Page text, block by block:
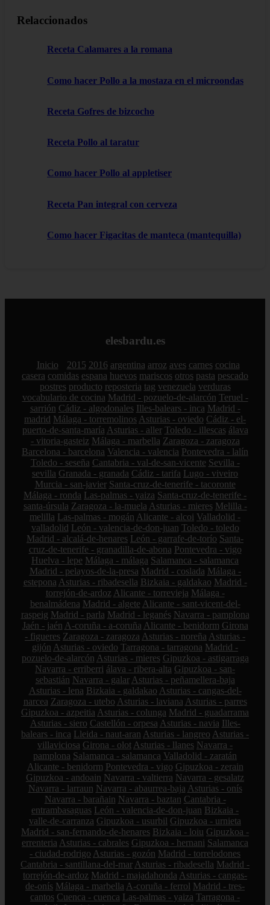
Relaccionados
Receta Calamares a la romana
Como hacer Pollo a la mostaza en el microondas
Receta Gofres de bizcocho
Receta Pollo al taratur
Como hacer Pollo al appletiser
Receta Pan integral con cerveza
Como hacer Figacitas de manteca (mantequilla)
elesbardu.es
Inicio 2015 2016 argentina arroz aves carnes cocina
casera comidas espana huevos mariscos otros pasta pescado
postres producto reposteria tag venezuela verduras
vocabulario de cocina Madrid - pozuelo-de-alarcón Teruel -
sarrión Cádiz - algodonales Illes-balears - inca Madrid -
madrid Málaga - torremolinos Asturias - oviedo Cádiz - el-
puerto-de-santa-maría Asturias - aller Toledo - illescas álava
- vitoria-gasteiz Málaga - marbella Zaragoza - zaragoza
Barcelona - barcelona Valencia - valencia Pontevedra - lalín
Toledo - seseña Cantabria - val-de-san-vicente Sevilla -
sevilla Granada - granada Cádiz - tarifa Lugo - viveiro
Murcia - san-javier Santa-cruz-de-tenerife - tacoronte
Málaga - ronda Las-palmas - yaiza Santa-cruz-de-tenerife -
santa-úrsula Zaragoza - la-muela Asturias - mieres Melilla -
melilla Las-palmas - mogán Alicante - alcoi Valladolid -
valladolid León - valencia-de-don-juan Toledo - toledo
Madrid - alcalá-de-henares León - garrafe-de-torío Santa-
cruz-de-tenerife - granadilla-de-abona Pontevedra - vigo
Huelva - lepe Málaga - málaga Salamanca - salamanca
Madrid - pelayos-de-la-presa Madrid - coslada Málaga -
estepona Asturias - ribadesella Bizkaia - galdakao Madrid -
torrejón-de-ardoz Alicante - torrevieja Málaga -
benalmádena Madrid - algete Alicante - sant-vicent-del-
raspeig Madrid - parla Madrid - leganés Navarra - pamplona
Jaén - jaén A-coruña - a-coruña Alicante - benidorm Girona
- figueres Zaragoza - zaragoza Asturias - noreña Asturias -
gijón Asturias - oviedo Tarragona - tarragona Madrid -
pozuelo-de-alarcón Asturias - mieres Gipuzkoa - astigarraga
Navarra - erriberri álava - ribera-alta Gipuzkoa - san-
sebastián Navarra - galar Asturias - peñamellera-baja
Asturias - lena Bizkaia - galdakao Asturias - cangas-del-
narcea Zaragoza - utebo Asturias - laviana Asturias - parres
Gipuzkoa - azpeitia Asturias - colunga Madrid - guadarrama
Asturias - siero Castellón - orpesa Asturias - navia Illes-
balears - inca Lleida - naut-aran Asturias - langreo Asturias -
villaviciosa Girona - olot Asturias - llanes Navarra -
pamplona Salamanca - salamanca Valladolid - zaratán
Alicante - benidorm Pontevedra - vigo Gipuzkoa - zerain
Gipuzkoa - andoain Navarra - valtierra Navarra - gesalatz
Navarra - larraun Navarra - abaurrea-baja Asturias - onís
Navarra - barañain Navarra - baztan Cantabria -
entrambasaguas León - valencia-de-don-juan Bizkaia -
valle-de-carranza Gipuzkoa - usurbil Gipuzkoa - urnieta
Madrid - san-fernando-de-henares Bizkaia - loiu Gipuzkoa -
errenteria Asturias - cabrales Gipuzkoa - hernani Salamanca
- ciudad-rodrigo Asturias - gozón Madrid - torrelodones
Cantabria - santillana-del-mar Asturias - ribadesella Madrid -
torrejón-de-ardoz Madrid - majadahonda Asturias - cangas-
de-onís Málaga - marbella A-coruña - ferrol Madrid - tres-
cantos Cuenca - cuenca Las-palmas - yaiza Tarragona -